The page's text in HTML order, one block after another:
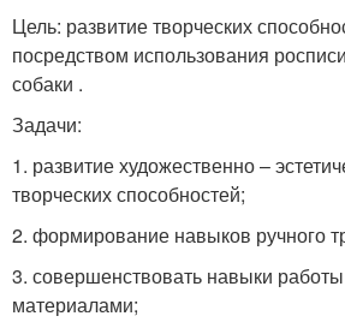
Цель: развитие творческих
посредством использования
собаки .
Задачи:
1. развитие художественно –
творческих способностей;
2. формирование навыков ручного
3. совершенствовать навыки
материалами;